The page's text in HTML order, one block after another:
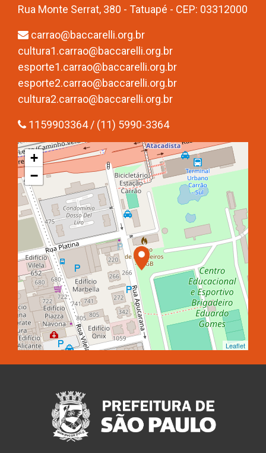
Rua Monte Serrat, 380 - Tatuapé - CEP: 03312000
carrao@baccarelli.org.br
cultura1.carrao@baccarelli.org.br
esporte1.carrao@baccarelli.org.br
esporte2.carrao@baccarelli.org.br
cultura2.carrao@baccarelli.org.br
1159903364 / (11) 5990-3364
+
−
Leaflet